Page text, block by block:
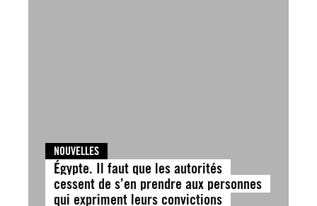
NOUVELLES
Égypte. Il faut que les autorités
cessent de s’en prendre aux personnes
qui expriment leurs convictions